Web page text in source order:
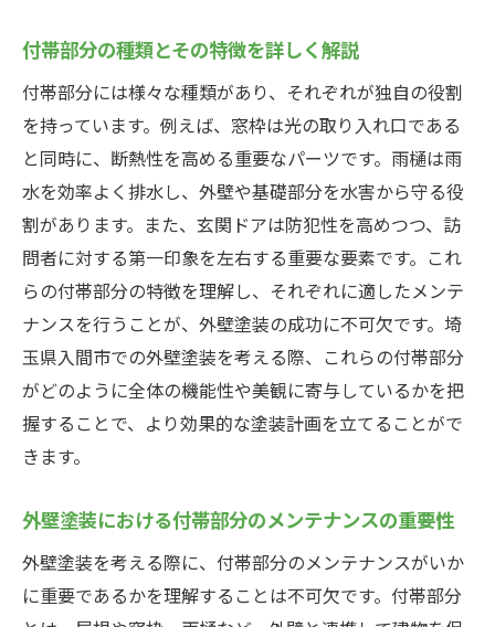
のコツ
外壁塗装に適した付帯部分のメンテナンス
素材選び
付帯部分のメンテナンスと外壁塗装の持続
性を確保する技術
埼玉県入間市での外壁塗装で見逃せない窓枠の
重要性
窓枠のメンテナンスが外壁塗装に与える影
響
入間市の気候に合わせた窓枠の最適な塗装
方法
窓枠の耐久性を高めるための外壁塗装の選
窓枠保護のための適切な塗装技術とその効
外壁塗装と共に行う窓枠のメンテナンスの
注意点
付帯部分の種類とその特徴を詳しく解説
付帯部分には様々な種類があり、それぞれが独自の役割
を持っています。例えば、窓枠は光の取り入れ口である
と同時に、断熱性を高める重要なパーツです。雨樋は雨
水を効率よく排水し、外壁や基礎部分を水害から守る役
割があります。また、玄関ドアは防犯性を高めつつ、訪
問者に対する第一印象を左右する重要な要素です。これ
らの付帯部分の特徴を理解し、それぞれに適したメンテ
ナンスを行うことが、外壁塗装の成功に不可欠です。埼
玉県入間市での外壁塗装を考える際、これらの付帯部分
がどのように全体の機能性や美観に寄与しているかを把
握することで、より効果的な塗装計画を立てることがで
きます。
外壁塗装における付帯部分のメンテナンスの重要性
外壁塗装を考える際に、付帯部分のメンテナンスがいか
に重要であるかを理解することは不可欠です。付帯部分